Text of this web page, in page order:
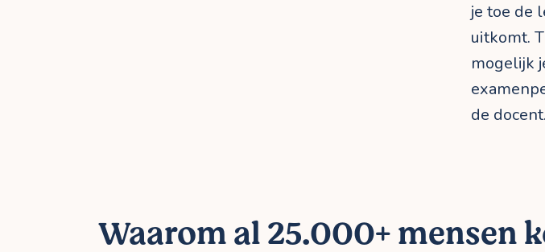
je toe de
uitkomt.
mogelijk
de
Waarom al 25.000+ mensen